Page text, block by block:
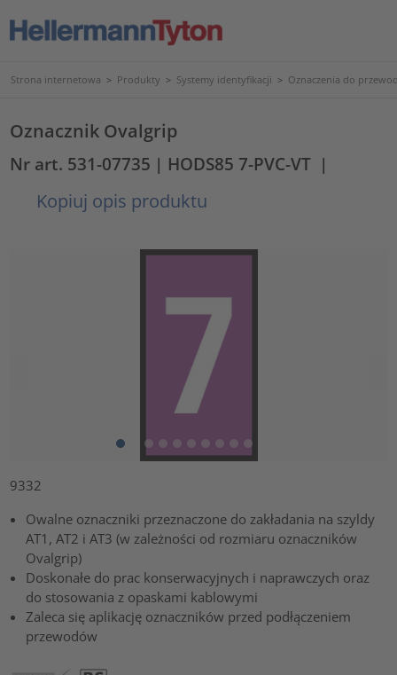
Strona internetowa > Produkty > Systemy identyfikacji > Oznaczenia do
Oznacznik Ovalgrip
Nr art. 531-07735 | HODS85 7-PVC-VT |
Kopiuj opis produktu
9332
Owalne oznaczniki przeznaczone do zakładania na szyldy
AT1, AT2 i AT3 (w zależności od rozmiaru oznaczników
Ovalgrip)
Doskonałe do prac konserwacyjnych i naprawczych oraz
do stosowania z opaskami kablowymi
Zaleca się aplikację oznaczników przed podłączeniem
przewodów